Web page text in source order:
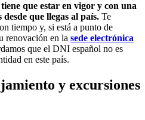
tiene que estar en vigor y con una
desde que llegas al país. Te
tiempo y, si está a punto de
renovación en la sede electrónica
que el DNI español no es
en este país.
y excursiones